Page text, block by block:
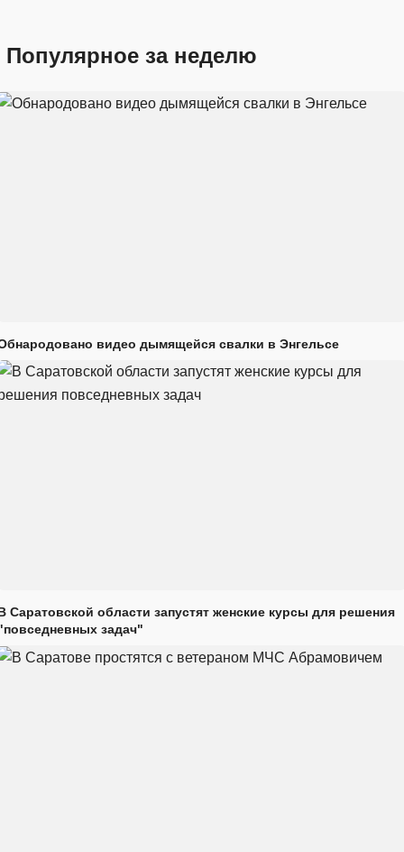
Популярное за неделю
видео дымящейся свалки в Энгельсе
Саратовской области запустят женские курсы для решения
задач"